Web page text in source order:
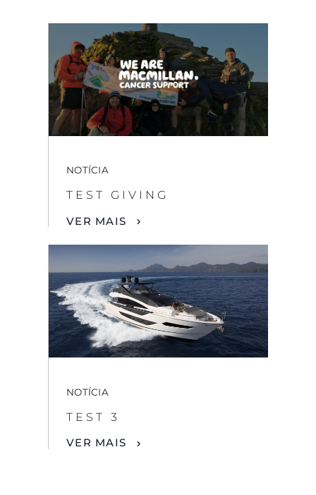
NOTÍCIA
TEST GIVING
VER MAIS
NOTÍCIA
TEST 3
VER MAIS